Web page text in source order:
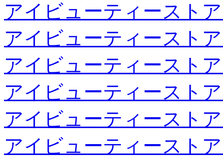
アイビューティースト
アイビューティースト
アイビューティースト
アイビューティースト
アイビューティースト
アイビューティースト